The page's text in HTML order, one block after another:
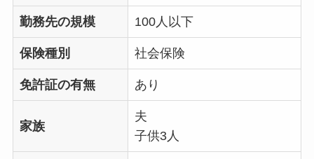
勤務先の規模 100人以下
保険種別 社会保険
免許証の有無 あり
家族
夫
子供3人